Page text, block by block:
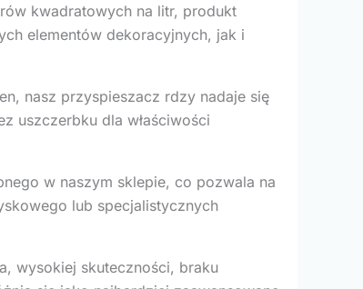
kwadratowych na litr, produkt
elementów dekoracyjnych, jak i
nasz przyspieszacz rdzy nadaje się
uszczerbku dla właściwości
w naszym sklepie, co pozwala na
lub specjalistycznych
wysokiej skuteczności, braku